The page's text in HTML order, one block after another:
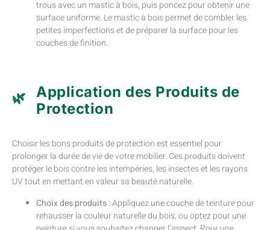
trous avec un mastic à bois, puis poncez pour obtenir une
surface uniforme. Le mastic à bois permet de combler les
petites imperfections et de préparer la surface pour les
couches de finition.
Application des Produits de
Protection
Choisir les bons produits de protection est essentiel pour
prolonger la durée de vie de votre mobilier. Ces produits doivent
protéger le bois contre les intempéries, les insectes et les rayons
UV tout en mettant en valeur sa beauté naturelle.
Choix des produits :Appliquez une couche de teinture pour
rehausser la couleur naturelle du bois, ou optez pour une